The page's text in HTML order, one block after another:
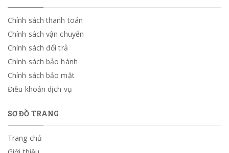
Chính sách thanh toán
Chính sách vận chuyển
Chính sách đổi trả
Chính sách bảo hành
Chính sách bảo mật
Điều khoản dịch vụ
SƠ ĐỒ TRANG
Trang chủ